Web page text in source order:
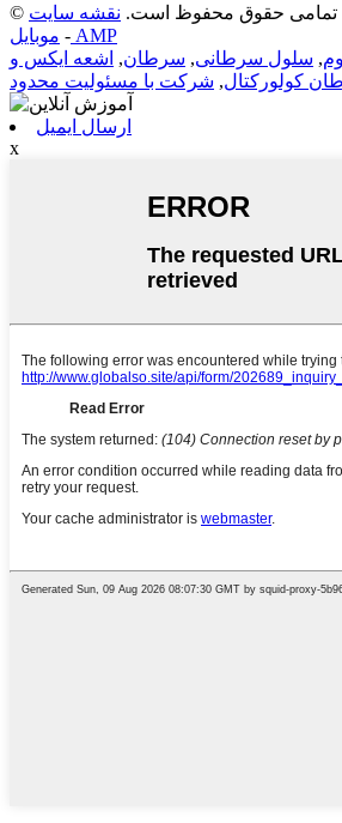
نقشه سایت
- موبایل AMP
, سلول سرطانی, سرطان, اشعه ایکس و
کولورکتال, شرکت با مسئولیت محدود
ارسال ایمیل
x